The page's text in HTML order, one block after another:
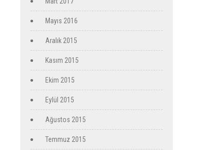
Mayıs 2016
Aralık 2015
Kasım 2015
Ekim 2015
Eylül 2015
Ağustos 2015
Temmuz 2015